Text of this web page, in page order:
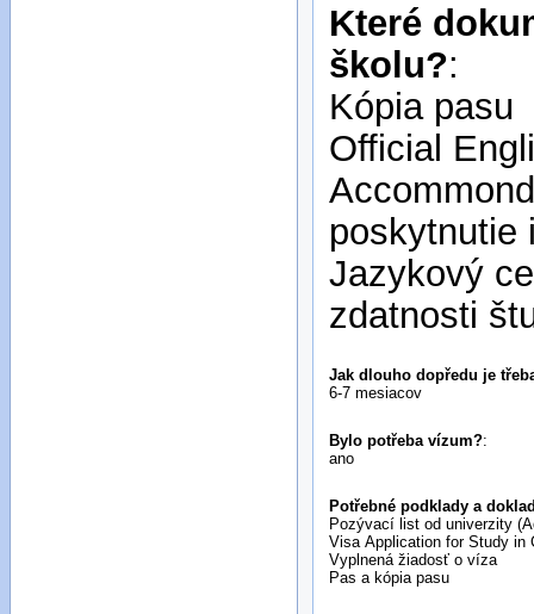
Které
školu?:
Kópia pasu
Official
Jazykový
zdatnosti
Jak dlouho dopředu je
6-7 mesiacov
Bylo potřeba vízum?:
ano
Potřebné podklady a
Pozývací list od univerzity
Visa Application for Study in
Vyplnená žiadosť o víza
Pas a kópia pasu